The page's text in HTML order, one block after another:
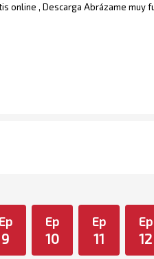
online , Descarga Abrázame muy
Ep
9
Ep
10
Ep
11
Ep
12